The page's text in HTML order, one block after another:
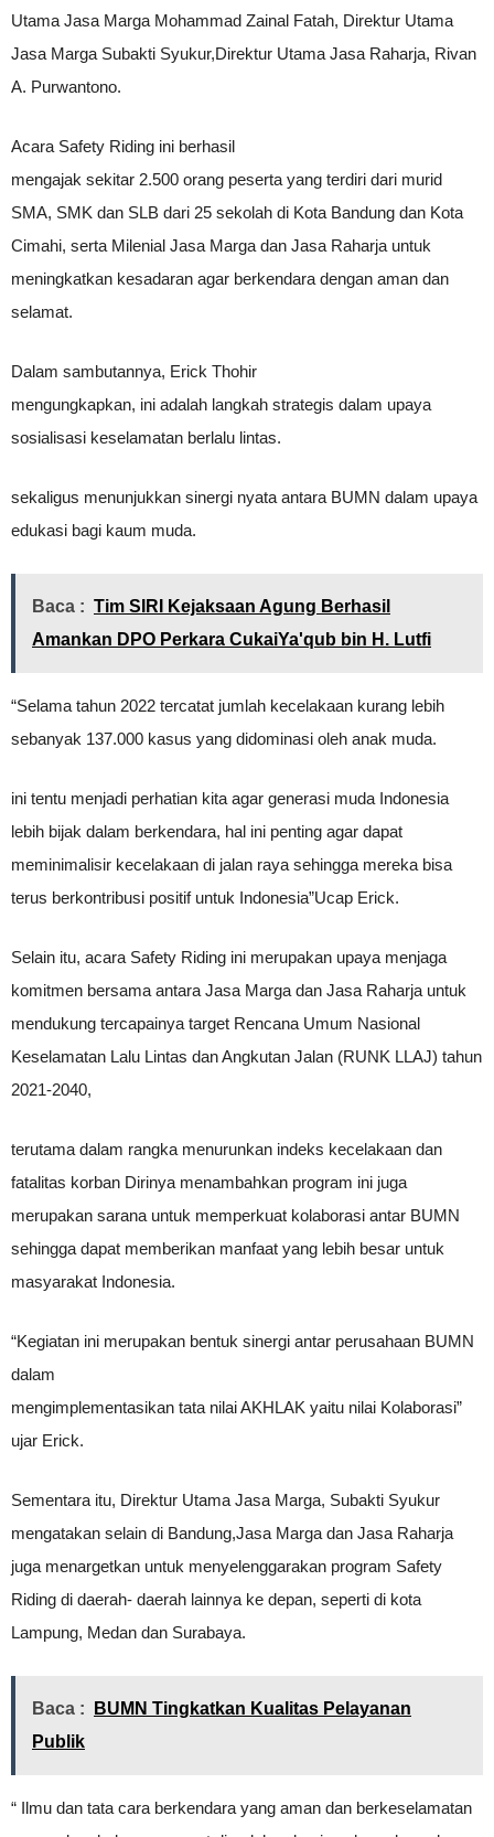
Utama Jasa Marga Mohammad Zainal Fatah, Direktur Utama
Jasa Marga Subakti Syukur,Direktur Utama Jasa Raharja, Rivan
A. Purwantono.
Acara Safety Riding ini berhasil
mengajak sekitar 2.500 orang peserta yang terdiri dari murid
SMA, SMK dan SLB dari 25 sekolah di Kota Bandung dan Kota
Cimahi, serta Milenial Jasa Marga dan Jasa Raharja untuk
meningkatkan kesadaran agar berkendara dengan aman dan
selamat.
Dalam sambutannya, Erick Thohir
mengungkapkan, ini adalah langkah strategis dalam upaya
sosialisasi keselamatan berlalu lintas.
sekaligus menunjukkan sinergi nyata antara BUMN dalam upaya
edukasi bagi kaum muda.
Baca : Tim SIRI Kejaksaan Agung Berhasil
Amankan DPO Perkara CukaiYa'qub bin H. Lutfi
“Selama tahun 2022 tercatat jumlah kecelakaan kurang lebih
sebanyak 137.000 kasus yang didominasi oleh anak muda.
ini tentu menjadi perhatian kita agar generasi muda Indonesia
lebih bijak dalam berkendara, hal ini penting agar dapat
meminimalisir kecelakaan di jalan raya sehingga mereka bisa
terus berkontribusi positif untuk Indonesia”Ucap Erick.
Selain itu, acara Safety Riding ini merupakan upaya menjaga
komitmen bersama antara Jasa Marga dan Jasa Raharja untuk
mendukung tercapainya target Rencana Umum Nasional
Keselamatan Lalu Lintas dan Angkutan Jalan (RUNK LLAJ) tahun
2021-2040,
terutama dalam rangka menurunkan indeks kecelakaan dan
fatalitas korban Dirinya menambahkan program ini juga
merupakan sarana untuk memperkuat kolaborasi antar BUMN
sehingga dapat memberikan manfaat yang lebih besar untuk
masyarakat Indonesia.
“Kegiatan ini merupakan bentuk sinergi antar perusahaan BUMN
dalam
mengimplementasikan tata nilai AKHLAK yaitu nilai Kolaborasi”
ujar Erick.
Sementara itu, Direktur Utama Jasa Marga, Subakti Syukur
mengatakan selain di Bandung,Jasa Marga dan Jasa Raharja
juga menargetkan untuk menyelenggarakan program Safety
Riding di daerah- daerah lainnya ke depan, seperti di kota
Lampung, Medan dan Surabaya.
Baca :
BUMN Tingkatkan Kualitas Pelayanan
Publik
“ Ilmu dan tata cara berkendara yang aman dan berkeselamatan